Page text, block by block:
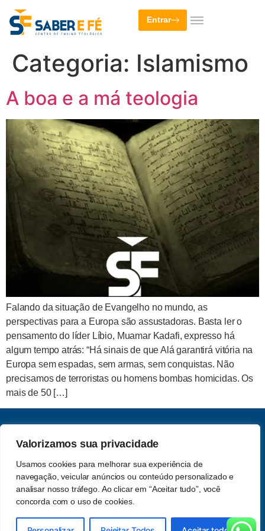
Valorizamos sua privacidade
Usamos cookies para melhorar sua experiência de
navegação, veicular anúncios ou conteúdo personalizado e
analisar nosso tráfego. Ao clicar em “Aceitar tudo”, você
concorda com o uso de cookies.
Entrar
Categoria: Islamismo
A boa e a má teologia
Falando da situação de Evangelho no mundo, as
perspectivas para a Europa são assustadoras. Basta ler o
pensamento do líder Líbio, Muamar Kadafi, expresso há
algum tempo atrás: “Há sinais de que Alá garantirá vitória na
Europa sem espadas, sem armas, sem conquistas. Não
precisamos de terroristas ou homens bombas homicidas. Os
mais de 50 […]
Acompanhe-nos nas redes
sociais
CNPJ: 62.357.060.0001-13
Saber e Fé Teologia LTDA
Política de Privacidade